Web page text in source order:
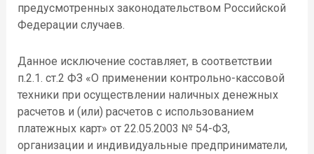
предусмотренных законодательством Российской
Федерации случаев.
Данное исключение составляет, в соответствии
п.2.1. ст.2 ФЗ «О применении контрольно-кассовой
техники при осуществлении наличных денежных
расчетов и (или) расчетов с использованием
платежных карт» от 22.05.2003 № 54-ФЗ,
организации и индивидуальные предприниматели,